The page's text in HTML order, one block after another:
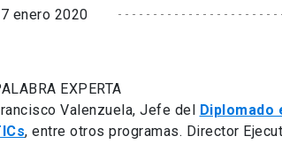
enero 2020
EXPERTA
Valenzuela, Jefe del Diplomado
, entre otros programas. Director